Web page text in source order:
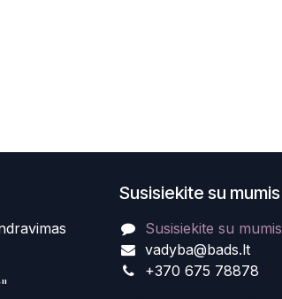
Susisiekite su mumis
Susisiekite su mumis
vadyba@bads.lt
+370 675 78878